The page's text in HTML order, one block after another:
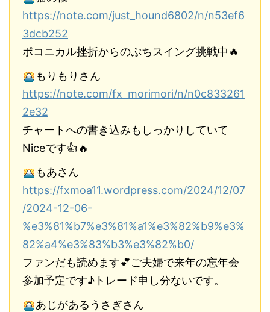
https://note.com/just_hound6802/n/n53ef6
3dcb252
ポコニカル挫折からのぷちスイング挑戦中🔥
もりもりさん
https://note.com/fx_morimori/n/n0c833261
2e32
チャートへの書き込みもしっかりしていて
Niceです👍🔥
もあさん
https://fxmoa11.wordpress.com/2024/12/07
/2024-12-06-
%e3%81%b7%e3%81%a1%e3%82%b9%e3%
82%a4%e3%83%b3%e3%82%b0/
ファンだも読めます💕ご夫婦で来年の忘年会
参加予定です♪トレード申し分ないです。
あじがあるうさぎさん